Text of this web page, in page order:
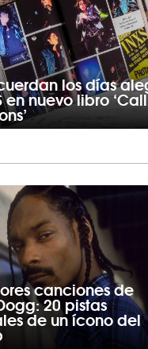
los días
en nuevo libro
canciones de
20 pistas
de un ícono del